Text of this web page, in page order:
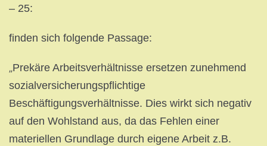
– 25:
finden sich folgende Passage:
„Prekäre Arbeitsverhältnisse ersetzen zunehmend
sozialversicherungspflichtige
Beschäftigungsverhältnisse. Dies wirkt sich negativ
auf den Wohlstand aus, da das Fehlen einer
materiellen Grundlage durch eigene Arbeit z.B.